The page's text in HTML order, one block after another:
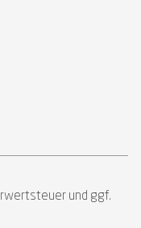
und ggf.